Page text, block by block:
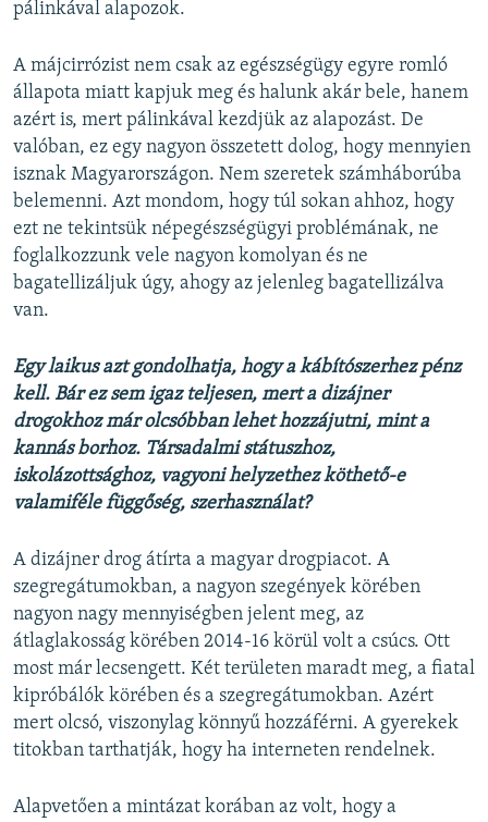
pálinkával alapozok.
A májcirrózist nem csak az egészségügy egyre romló
állapota miatt kapjuk meg és halunk akár bele, hanem
azért is, mert pálinkával kezdjük az alapozást. De
valóban, ez egy nagyon összetett dolog, hogy mennyien
isznak Magyarországon. Nem szeretek számháborúba
belemenni. Azt mondom, hogy túl sokan ahhoz, hogy
ezt ne tekintsük népegészségügyi problémának, ne
foglalkozzunk vele nagyon komolyan és ne
bagatellizáljuk úgy, ahogy az jelenleg bagatellizálva
van.
Egy laikus azt gondolhatja, hogy a kábítószerhez pénz
kell. Bár ez sem igaz teljesen, mert a dizájner
drogokhoz már olcsóbban lehet hozzájutni, mint a
kannás borhoz. Társadalmi státuszhoz,
iskolázottsághoz, vagyoni helyzethez köthető-e
valamiféle függőség, szerhasználat?
A dizájner drog átírta a magyar drogpiacot. A
szegregátumokban, a nagyon szegények körében
nagyon nagy mennyiségben jelent meg, az
átlaglakosság körében 2014-16 körül volt a csúcs. Ott
most már lecsengett. Két területen maradt meg, a fiatal
kipróbálók körében és a szegregátumokban. Azért
mert olcsó, viszonylag könnyű hozzáférni. A gyerekek
titokban tarthatják, hogy ha interneten rendelnek.
Alapvetően a mintázat korában az volt, hogy a